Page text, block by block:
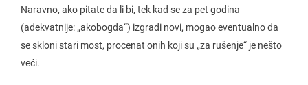
Naravno, ako pitate da li bi, tek kad se za pet godina
(adekvatnije: „akobogda“) izgradi novi, mogao eventualno da
se skloni stari most, procenat onih koji su „za rušenje“ je nešto
veći.